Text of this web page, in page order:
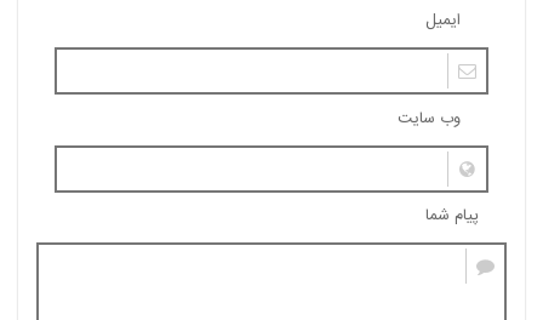
ایمیل
وب سایت
پیام شما